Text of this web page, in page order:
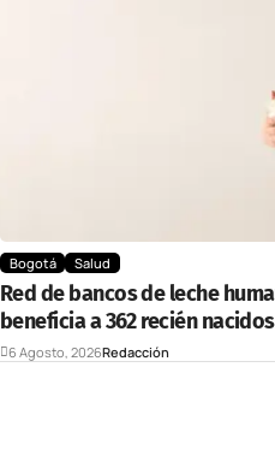
Bogotá Salud
Red de bancos de leche
beneficia a 362 recién
6 Agosto, 2026Redacción